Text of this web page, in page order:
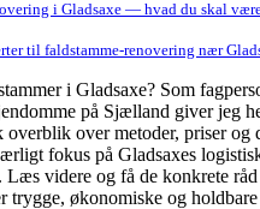
i Gladsaxe — hvad du skal
til faldstamme-renovering nær
i Gladsaxe? Som
på Sjælland giver jeg
overblik over metoder, priser og
fokus på Gladsaxes
videre og få de konkrete råd
trygge, økonomiske og